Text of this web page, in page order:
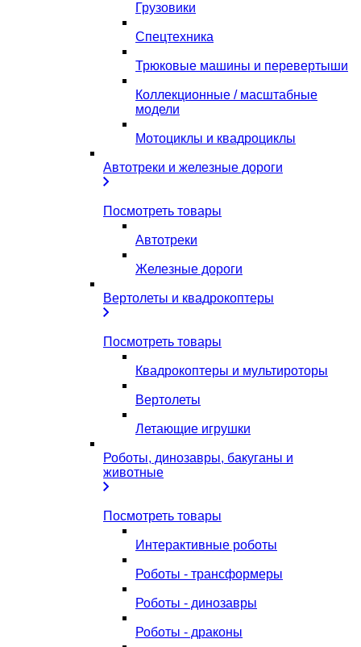
Грузовики
Спецтехника
Трюковые машины и перевертыши
Коллекционные / масштабные
модели
Мотоциклы и квадроциклы
Автотреки и железные дороги
Посмотреть товары
Автотреки
Железные дороги
Вертолеты и квадрокоптеры
Посмотреть товары
Квадрокоптеры и мультироторы
Вертолеты
Летающие игрушки
Роботы, динозавры, бакуганы и
животные
Посмотреть товары
Интерактивные роботы
Роботы - трансформеры
Роботы - динозавры
Роботы - драконы